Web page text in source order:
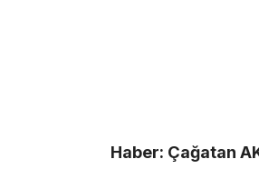
Haber: Çağatan